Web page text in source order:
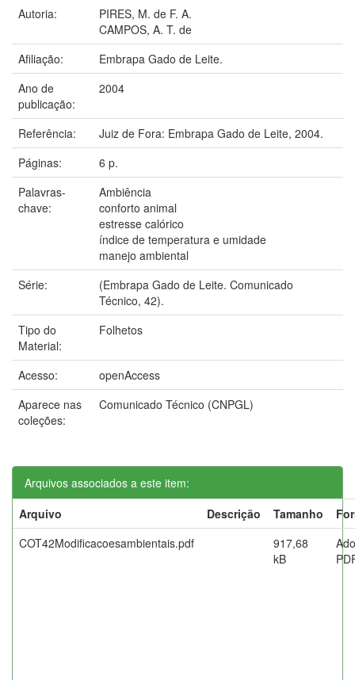
Autoria:
PIRES, M. de F. A.
CAMPOS, A. T. de
Afiliação:
Embrapa Gado de Leite.
Ano de
publicação:
2004
Referência:
Juiz de Fora: Embrapa Gado de Leite, 2004.
Páginas:
6 p.
Palavras-
chave:
Ambiência
conforto animal
estresse calórico
índice de temperatura e umidade
manejo ambiental
Série:
(Embrapa Gado de Leite. Comunicado
Técnico, 42).
Tipo do
Material:
Folhetos
Acesso:
openAccess
Aparece nas
coleções:
Comunicado Técnico (CNPGL)
Arquivos associados a este item:
Arquivo
Descrição Tamanho
COT42Modificacoesambientais.pdf
917,68
kB